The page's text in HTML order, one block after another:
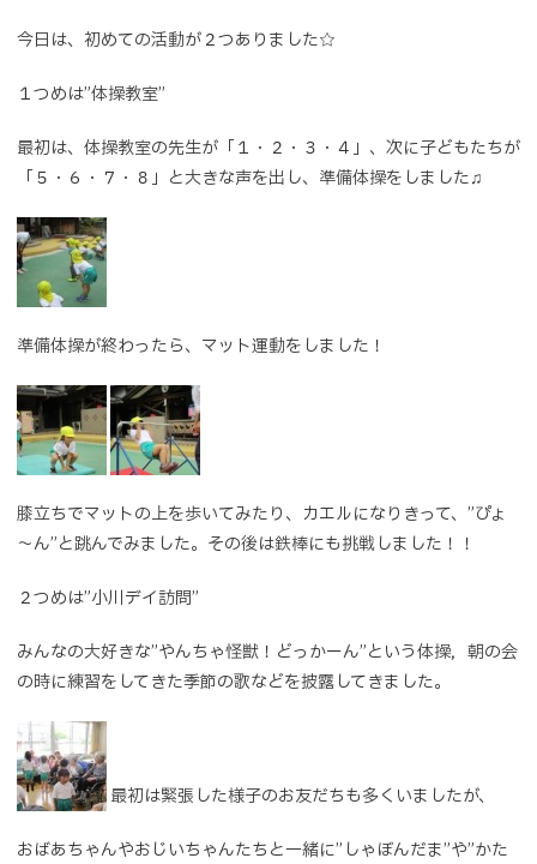
今日は、初めての活動が２つありました☆
１つめは”体操教室”
最初は、体操教室の先生が「１・２・３・４」、次に子どもたちが
「５・６・７・８」と大きな声を出し、準備体操をしました♫
準備体操が終わったら、マット運動をしました！
膝立ちでマットの上を歩いてみたり、カエルになりきって、”ぴょ
～ん”と跳んでみました。その後は鉄棒にも挑戦しました！！
２つめは”小川デイ訪問”
みんなの大好きな”やんちゃ怪獣！どっかーん”という体操，朝の会
の時に練習をしてきた季節の歌などを披露してきました。
最初は緊張した様子のお友だちも多くいましたが、
おばあちゃんやおじいちゃんたちと一緒に”しゃぼんだま”や”かた